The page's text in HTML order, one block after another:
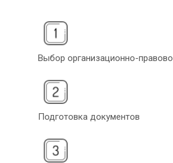
Выбор организационно-
Подготовка документов